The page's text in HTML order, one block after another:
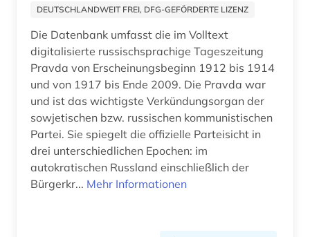
exilpresse (1)
falschmeldung (1)
fet (1)
fid adlr.link für die medien-, kommunikations-
und filmwissenschaft (1)
fid asien (3)
Lettland (15)
Liechtenstein (1)
Litauen (18)
Luxemburg (1)
Makedonien (13)
DEUTSCHLANDWEIT FREI, DFG-GEFÖRDERTE LIZENZ
Die Datenbank umfasst die im Volltext
digitalisierte russischsprachige Tageszeitung
Pravda von Erscheinungsbeginn 1912 bis 1914
und von 1917 bis Ende 2009. Die Pravda war
und ist das wichtigste Verkündungsorgan der
sowjetischen bzw. russischen kommunistischen
Partei. Sie spiegelt die offizielle Parteisicht in
drei unterschiedlichen Epochen: im
autokratischen Russland einschließlich der
Bürgerkr... Mehr Informationen